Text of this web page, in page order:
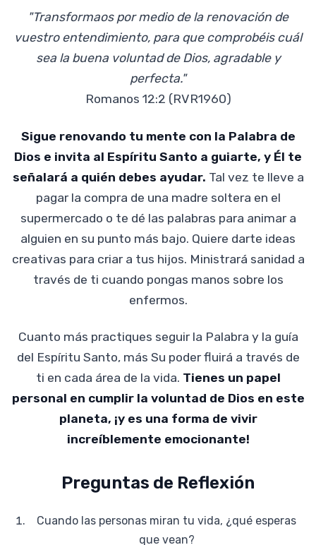
"Transformaos por medio de la renovación de
vuestro entendimiento, para que comprobéis cuál
sea la buena voluntad de Dios, agradable y
perfecta."
Romanos 12:2 (RVR1960)
Sigue renovando tu mente con la Palabra de
Dios e invita al Espíritu Santo a guiarte, y Él te
señalará a quién debes ayudar. Tal vez te lleve a
pagar la compra de una madre soltera en el
supermercado o te dé las palabras para animar a
alguien en su punto más bajo. Quiere darte ideas
creativas para criar a tus hijos. Ministrará sanidad a
través de ti cuando pongas manos sobre los
enfermos.
Cuanto más practiques seguir la Palabra y la guía
del Espíritu Santo, más Su poder fluirá a través de
ti en cada área de la vida. Tienes un papel
personal en cumplir la voluntad de Dios en este
planeta, ¡y es una forma de vivir
increíblemente emocionante!
Preguntas de Reflexión
Cuando las personas miran tu vida, ¿qué esperas
que vean?